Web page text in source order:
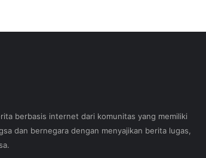
berbasis internet dari komunitas yang memiliki
dan bernegara dengan menyajikan berita lugas,